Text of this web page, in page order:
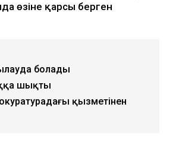
өзіне қарсы берген
болады
шықты
қызметінен